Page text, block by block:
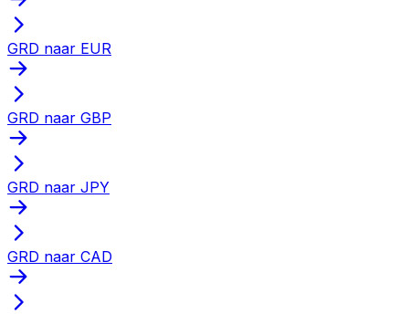
GRD naar EUR
GRD naar GBP
GRD naar JPY
GRD naar CAD